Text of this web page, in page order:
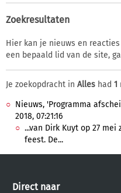
Zoekresultaten
Hier kan je nieuws en
een bepaald lid van de site,
Je zoekopdracht in Alles had 1
Nieuws, 'Programma
2018, 07:21:16
...van Dirk Kuyt op 27 mei
feest. De...
Direct naar